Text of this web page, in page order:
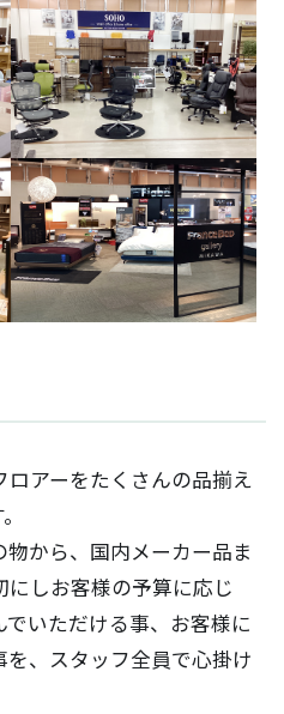
アーをたくさんの品揃え
から、国内メーカー品ま
しお客様の予算に応じ
いただける事、お客様に
、スタッフ全員で心掛け